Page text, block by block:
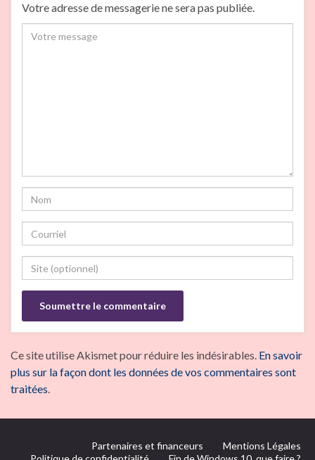
Votre adresse de messagerie ne sera pas publiée.
Ce site utilise Akismet pour réduire les indésirables. En savoir
plus sur la façon dont les données de vos commentaires sont
traitées.
Partenaires et financeurs
Mentions Légales